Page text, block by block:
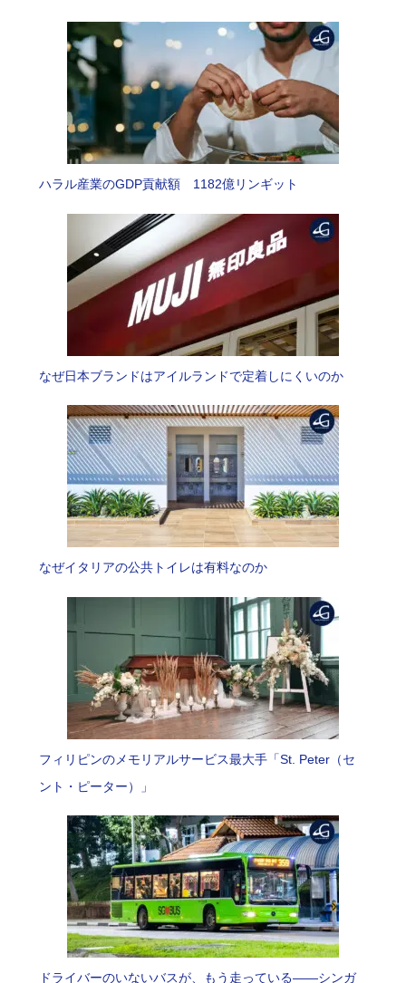
ハラル産業のGDP貢献額 1182億リンギット
なぜ日本ブランドはアイルランドで定着しにくいのか
なぜイタリアの公共トイレは有料なのか
フィリピンのメモリアルサービス最大手「St. Peter（セ
ント・ピーター）」
ドライバーのいないバスが、もう走っている――シンガ